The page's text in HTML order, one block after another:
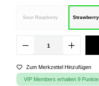
Sour Raspberry
Zum Merkzettel Hinzufügen
VIP Members erhalten 9